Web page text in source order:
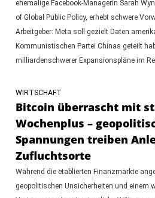
ehemalige Facebook-Managerin Sarah
of Global Public Policy, erhebt schwere
Arbeitgeber: Meta soll gezielt Daten
Kommunistischen Partei Chinas geteilt
milliardenschwerer Expansionspläne im
WIRTSCHAFT
Bitcoin überrascht mit
Wochenplus –
Spannungen treiben
Zufluchtsorte
Während die etablierten Finanzmärkte
geopolitischen Unsicherheiten und einem